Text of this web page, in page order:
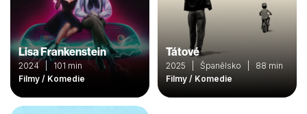
Lisa Frankenstein
2024 | 101 min
Filmy / Komedie
Tátové
2025 | Španělsko | 88 min
Filmy / Komedie